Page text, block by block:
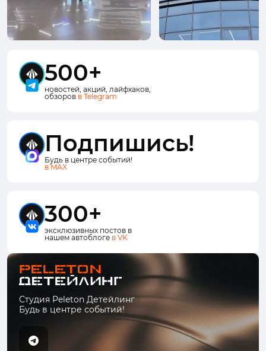
500+
новостей, акций, лайфхаков,
обзоров в Telegram
Подпишись!
Будь в центре событий!
в MAX
300+
эксклюзивных постов в
нашем автоблоге в VK
Студия Peleton Детейлинг
Будь в центре событий!